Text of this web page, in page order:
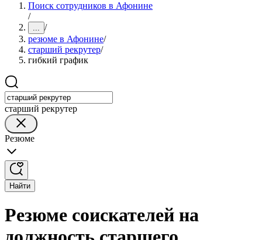
Поиск сотрудников в Афонине
/
... /
резюме в Афонине/
старший рекрутер/
гибкий график
старший рекрутер
Резюме
Найти
Резюме соискателей на